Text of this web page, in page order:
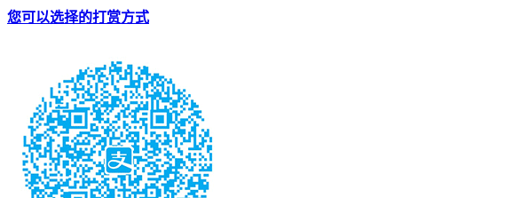
您可以选择的打赏方式